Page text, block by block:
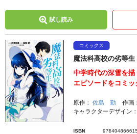
試し読み
コミックス
魔法科高校の劣等
中学時代の深雪を
エピソードをコミ
原作： 佐島 勤 作画
キャラクターデザイン：
ISBN